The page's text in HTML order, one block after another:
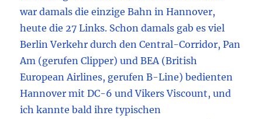
war damals die einzige Bahn in Hannover,
heute die 27 Links. Schon damals gab es viel
Berlin Verkehr durch den Central-Corridor, Pan
Am (gerufen Clipper) und BEA (British
European Airlines, gerufen B-Line) bedienten
Hannover mit DC-6 und Vikers Viscount, und
ich kannte bald ihre typischen